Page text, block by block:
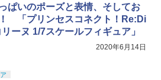
ぱいのポーズと表情、そしてお
「プリンセスコネクト！Re:Di
ーヌ 1/7スケールフィギュア」
2020年6月14日